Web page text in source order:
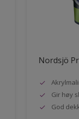
Nordsjö
Gir høy
God